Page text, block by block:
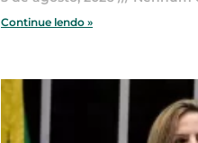
Continue lendo »